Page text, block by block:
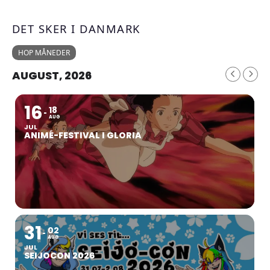
DET SKER I DANMARK
HOP MÅNEDER
AUGUST, 2026
16
JUL
18
AUG
ANIMÉ-FESTIVAL I GLORIA
31
JUL
02
AUG
SEIJOCON 2026